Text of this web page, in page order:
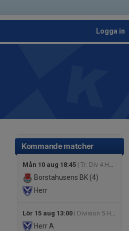
Logga in
Kommande matcher
Mån 10 aug 18:45 | Tr. Div 4 Herr Skåne
Borstahusens BK (4)
Herr
Lör 15 aug 13:00 | Division 5 Herr Nordvästra Skåne
Herr A